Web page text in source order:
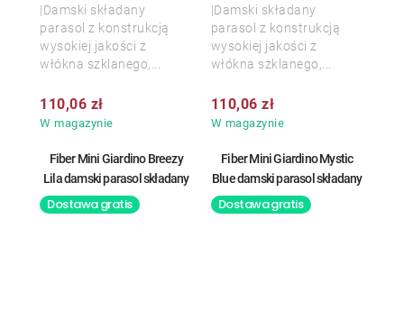
W magazynie
110,06 zł
|Damski składany
parasol z konstrukcją
wysokiej jakości z
włókna szklanego,...
W magazynie
110,06 zł
|Damski składany
parasol z konstrukcją
wysokiej jakości z
włókna szklanego,...
Fiber Mini Giardino Breezy
Lila damski parasol składany
Dostawa gratis
Fiber Mini Giardino Mystic
Blue damski parasol składany
Dostawa gratis